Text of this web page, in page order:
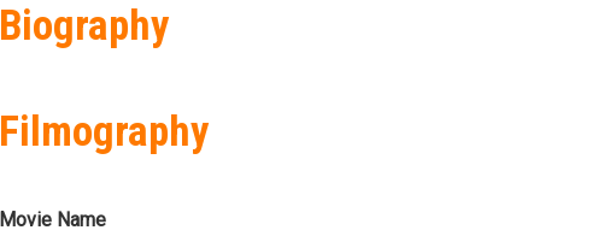
Biography
Filmography
Movie Name